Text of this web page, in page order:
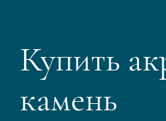
Купить
камень